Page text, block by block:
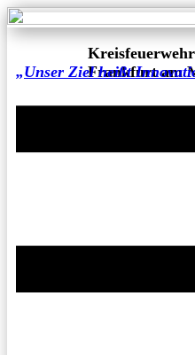
Frankfurt am
„Unser Ziel heißt